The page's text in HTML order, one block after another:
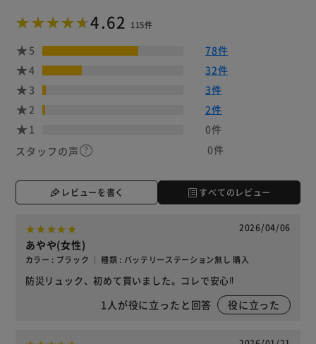
4.62 115件
5
78件
4
32件
3
3件
2
2件
1
0件
スタッフの声
0件
レビューを書く すべてのレビュー
2026/04/06
あやや(女性)
カラー : ブラック ｜ 種類 : バッテリーステーション無し 購入
防災リュック、初めて買いました。コレで安心‼️
1 人が役に立ったと回答 役に立った